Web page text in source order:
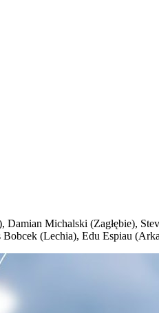
Damian Michalski (Zagłębie),
(Lechia), Edu Espiau